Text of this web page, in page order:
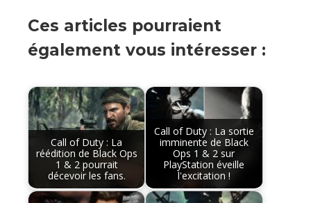
Ces articles pourraient
également vous intéresser :
Call of Duty : La
réédition de Black Ops
1 & 2 pourrait
décevoir les fans.
Call of Duty : La sortie
imminente de Black
Ops 1 & 2 sur
PlayStation éveille
l'excitation !